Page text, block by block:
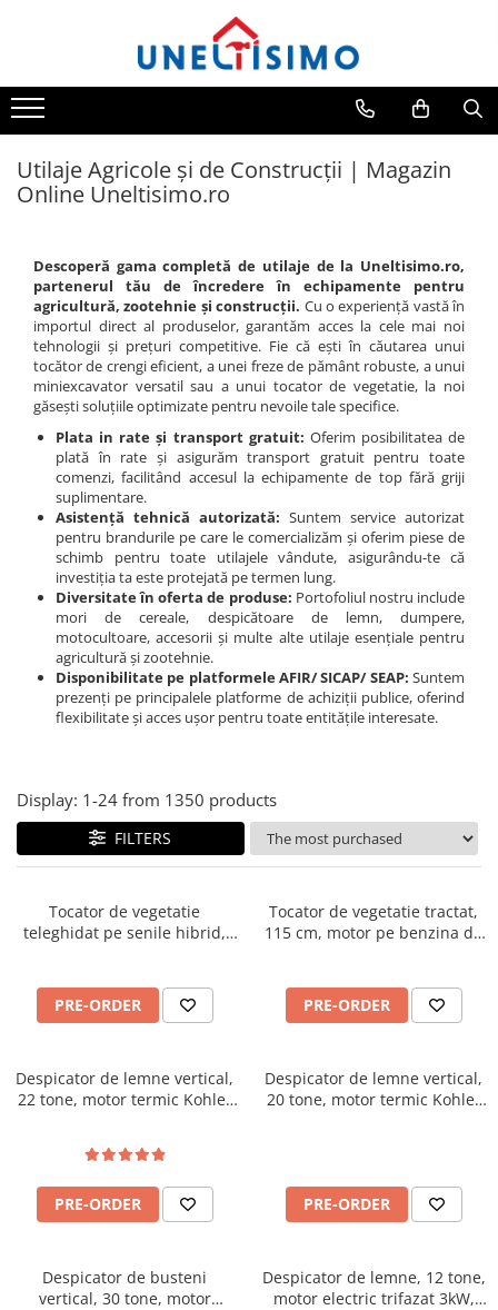
Prelucrare biomasa
Aspiratoare si suflante frunze
Balotiere
Despicatoare hidraulice
Despicatoare priza tractor PTO
Fierastraie circulare lemne
Infoliatoare
Linii taiere si despicare
Masini de maturat
Mori de cereale
Polizoare de cioturi pomi
Tocatoare electrice
Tocatoare hidraulice
Tocatoare pe benzina
Tocatoare priza PTO tractor
Utilaje de fabricat peleti
Transport si manipulare
Dumpere si roabe
Benzi transportoare
Incarcatoare telescopice rotative
Motostivuitoare
Nacele
Remorci
Agricultural trailers
Remorci Tehnologice
Sisteme spalat
Transpaleti si stivuitoare
Trolii forestiere
Prelucrarea solului
Accesorii utilaje
Colectoare de piatra
Grape
Pluguri
Pluguri de zapada
Sisteme foraj si burghie pamant
Tamburi de nivelare
Miniexcavatoare
Buldoexcavatoare
Cupe
Excavatoare
Freze de zapada
Incarcatoare frontale
Masini batut stalpi
Masini de sapat santuri
Mini-Buldoexcavatoare
Motocultoare si accesorii
Retroexcavatoare
Afanatoare
Freze de pamant
Prasitoare
Piese de schimb
Piese schimb Dumpere si Roabe
Piese schimb Tocatoare Vegetatie
Cosire si tocare vegetatie
Tocatoare de vegetatie
Tocatoare de vegetatie teleghidate
Tocatoare vegetatie cardan tractor
Tocatoare vegetatie motor termic
Cositoare
Tractorase de tuns iarba
Greble rotative
Motocositoare
Protectia si ingrijirea plantelor
Atomizoare
Instalatii erbicidat
Tamburi irigatii
Utilaje Agricole și de Construcții | Magazin
Online Uneltisimo.ro
Descoperă gama completă de utilaje de la Uneltisimo.ro,
partenerul tău de încredere în echipamente pentru
agricultură, zootehnie și construcții. Cu o experiență vastă în
importul direct al produselor, garantăm acces la cele mai noi
tehnologii și prețuri competitive. Fie că ești în căutarea unui
tocător de crengi eficient, a unei freze de pământ robuste, a unui
miniexcavator versatil sau a unui tocator de vegetatie, la noi
găsești soluțiile optimizate pentru nevoile tale specifice.
Plata in rate și transport gratuit: Oferim posibilitatea de
plată în rate și asigurăm transport gratuit pentru toate
comenzi, facilitând accesul la echipamente de top fără griji
suplimentare.
Asistență tehnică autorizată: Suntem service autorizat
pentru brandurile pe care le comercializăm și oferim piese de
schimb pentru toate utilajele vândute, asigurându-te că
investiția ta este protejată pe termen lung.
Diversitate în oferta de produse: Portofoliul nostru include
mori de cereale, despicătoare de lemn, dumpere,
motocultoare, accesorii și multe alte utilaje esențiale pentru
agricultură și zootehnie.
Disponibilitate pe platformele AFIR/ SICAP/ SEAP: Suntem
prezenți pe principalele platforme de achiziții publice, oferind
flexibilitate și acces ușor pentru toate entitățile interesate.
Display: 1-24 from 1350 products
FILTERS
Tocator de vegetatie
teleghidat pe senile hibrid,
RSC120PRO Hibrid
PRE-ORDER
Tocator de vegetatie tractat,
115 cm, motor pe benzina de
PRE-ORDER
Despicator de lemne vertical,
22 tone, motor termic Kohler
PRE-ORDER
Despicator de lemne vertical,
20 tone, motor termic Kohler
PRE-ORDER
Despicator de busteni
vertical, 30 tone, motor
Despicator de lemne, 12 tone,
motor electric trifazat 3kW,